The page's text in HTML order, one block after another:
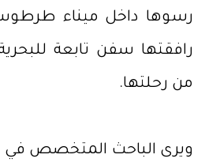
رافقتها سفن تابعة
من رحلتها.
ويرى الباحث المتخصص في